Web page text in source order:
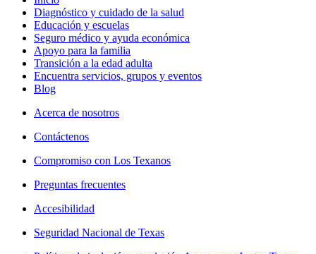
Diagnóstico y cuidado de la salud
Educación y escuelas
Seguro médico y ayuda económica
Apoyo para la familia
Transición a la edad adulta
Encuentra servicios, grupos y eventos
Blog
Acerca de nosotros
Contáctenos
Compromiso con Los Texanos
Preguntas frecuentes
Accesibilidad
Seguridad Nacional de Texas